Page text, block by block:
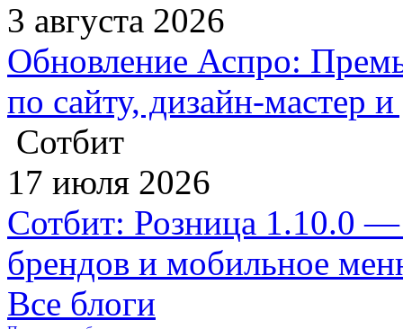
3 августа 2026
Обновление Аспро:
по сайту, дизайн-мастер
Сотбит
17 июля 2026
Сотбит: Розница 1.10.0 —
брендов и мобильное
Все блоги